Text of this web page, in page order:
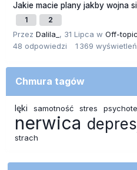
Jakie macie plany jakby wojna
1 2
Przez Dalila_ , 31 Lipca w Off-topic
48 odpowiedzi 1 369 wyświetleń
Chmura tagów
lęki samotność stres
nerwica
strach